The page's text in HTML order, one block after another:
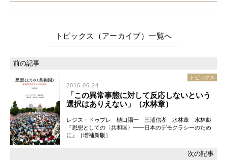
トピックス（アーカイブ）
トピックス
2016.06.24
「この異常事態に対して反応しないという
選択はありえない」（水林章）
レジス・ドゥブレ 樋口陽一 三浦信孝 水林章 水林彪
『思想としての〈共和国〉――日本のデモクラシーのため
に』［増補新版］